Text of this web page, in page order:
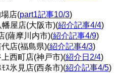
場店(part1記事10/3)
幡屋店(大阪市)(紹介記事4/4)
(薩摩川内市)(紹介記事4/9)
代店(福島県)(紹介記事4/3)
西町店(神戸市)(紹介日2/4)
ﾓｽ氷見店(西条市)(紹介記事4/5)